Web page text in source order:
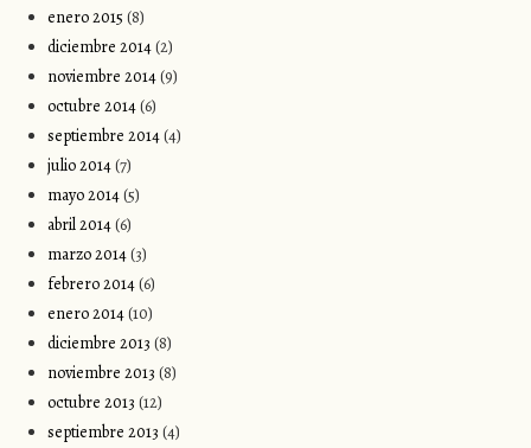
enero 2015 (8)
diciembre 2014(2)
noviembre 2014(9)
octubre 2014(6)
septiembre 2014(4)
julio 2014(7)
mayo 2014(5)
abril 2014(6)
marzo 2014(3)
febrero 2014(6)
enero 2014(10)
diciembre 2013 (8)
noviembre 2013 (8)
octubre 2013 (12)
septiembre 2013 (4)